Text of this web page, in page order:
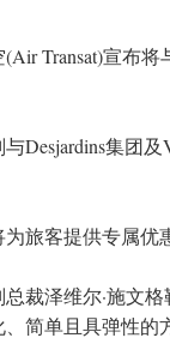
(Air Transat)宣布
Desjardins集团
旅客提供专属优
裁泽维尔·施文
简单且具弹性